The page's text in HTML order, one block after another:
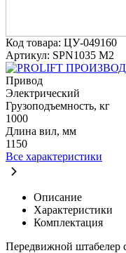
Код товара: ЦУ-049160
Артикул: SPN1035 M2
Привод
Электрический
Грузоподъемность, кг
1000
Длина вил, мм
1150
Все характеристики
Описание
Характеристики
Комплектация
Передвижной штабелер